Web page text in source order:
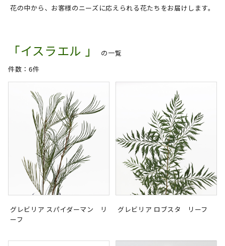
花の中から、お客様のニーズに応えられる花たちをお届けします。
「イスラエル 」
の一覧
件数：6件
グレビリア スパイダーマン リ
ーフ
グレビリア ロブスタ リーフ